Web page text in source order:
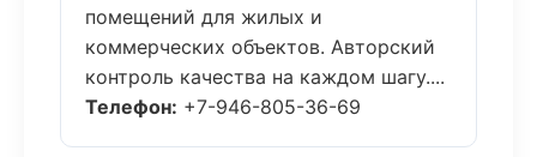
помещений для жилых и
коммерческих объектов. Авторский
контроль качества на каждом шагу....
Телефон: +7-946-805-36-69